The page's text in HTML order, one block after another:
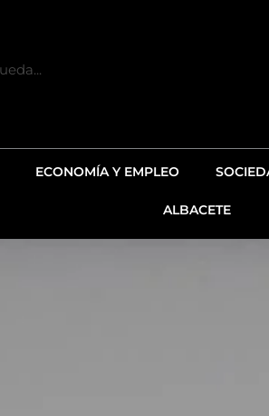
ECONOMÍA Y EMPLEO
ALBACETE